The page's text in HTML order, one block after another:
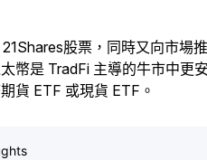
股票，同時又向市場
幣是 TradFi 主導的牛市中更
貨 ETF 或現貨 ETF。